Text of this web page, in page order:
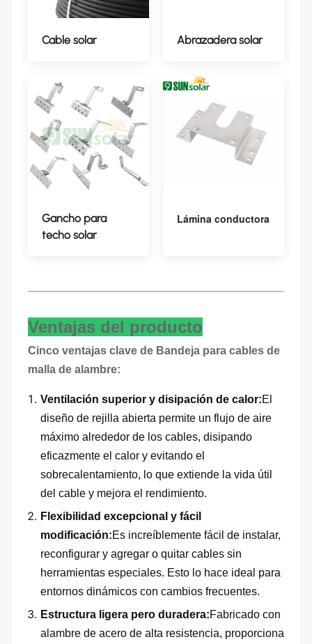
Cable solar Abrazadera solar
Gancho para
techo solar
Lámina conductora
Ventajas del producto
Cinco ventajas clave de Bandeja para cables de
malla de alambre:
Ventilación superior y disipación de calor:El
diseño de rejilla abierta permite un flujo de aire
máximo alrededor de los cables, disipando
eficazmente el calor y evitando el
sobrecalentamiento, lo que extiende la vida útil
del cable y mejora el rendimiento.
Flexibilidad excepcional y fácil
modificación:Es increíblemente fácil de instalar,
reconfigurar y agregar o quitar cables sin
herramientas especiales. Esto lo hace ideal para
entornos dinámicos con cambios frecuentes.
Estructura ligera pero duradera:Fabricado con
alambre de acero de alta resistencia, proporciona